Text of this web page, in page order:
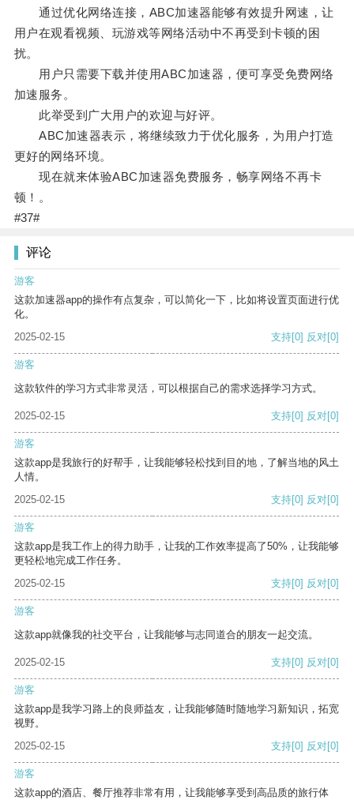
通过优化网络连接，ABC加速器能够有效提升网速，让
用户在观看视频、玩游戏等网络活动中不再受到卡顿的困
扰。
用户只需要下载并使用ABC加速器，便可享受免费网络
加速服务。
此举受到广大用户的欢迎与好评。
ABC加速器表示，将继续致力于优化服务，为用户打造
更好的网络环境。
现在就来体验ABC加速器免费服务，畅享网络不再卡
顿！。
#37#
评论
游客
这款加速器app的操作有点复杂，可以简化一下，比如将设置页面进行优
化。
2025-02-15
支持[0] 反对[0]
游客
这款软件的学习方式非常灵活，可以根据自己的需求选择学习方式。
2025-02-15 支持[0] 反对[0]
游客
这款app是我旅行的好帮手，让我能够轻松找到目的地，了解当地的风土
人情。
2025-02-15
支持[0] 反对[0]
游客
这款app是我工作上的得力助手，让我的工作效率提高了50%，让我能够
更轻松地完成工作任务。
2025-02-15
支持[0] 反对[0]
游客
这款app就像我的社交平台，让我能够与志同道合的朋友一起交流。
2025-02-15 支持[0] 反对[0]
游客
这款app是我学习路上的良师益友，让我能够随时随地学习新知识，拓宽
视野。
2025-02-15
支持[0] 反对[0]
游客
这款app的酒店、餐厅推荐非常有用，让我能够享受到高品质的旅行体